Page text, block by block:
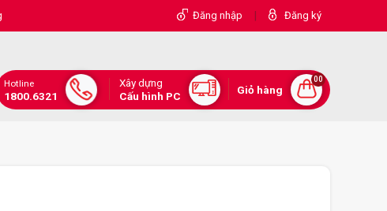
Đăng nhập | Đăng ký
Hotline
1800.6321
Xây dựng
Cấu hình PC
Giỏ hàng
00